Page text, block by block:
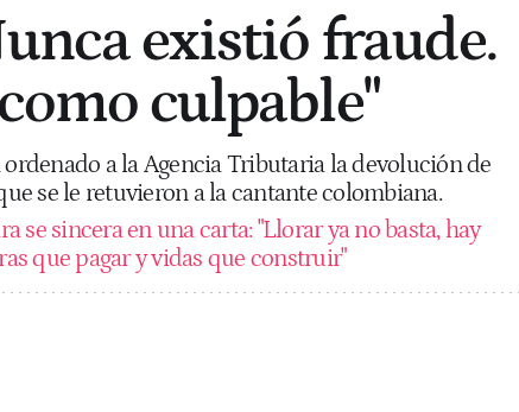
existió fraude.
culpable"
a la Agencia Tributaria la devolución de
se le retuvieron a la cantante colombiana.
se sincera en una carta: "Llorar ya no basta, hay
que pagar y vidas que construir"